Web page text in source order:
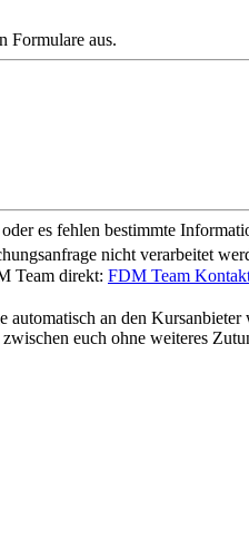
Formulare aus.
es fehlen bestimmte
nicht verarbeitet
Team direkt: FDM Team
an den Kursanbieter
euch ohne weiteres